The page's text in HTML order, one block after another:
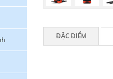
ĐẶC ĐIỂM